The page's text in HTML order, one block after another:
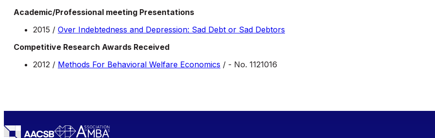
Academic/Professional meeting Presentations
2015 / Over Indebtedness and Depression: Sad Debt or Sad Debtors
Competitive Research Awards Received
2012 / Methods For Behavioral Welfare Economics / - No. 1121016